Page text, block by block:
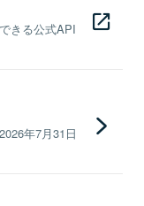
きる公式API
年7月31日